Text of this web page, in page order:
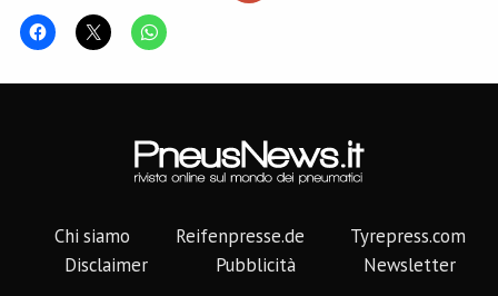
Chi siamo Reifenpresse.de
Tyrepress.com
Disclaimer
Pubblicità Newsletter